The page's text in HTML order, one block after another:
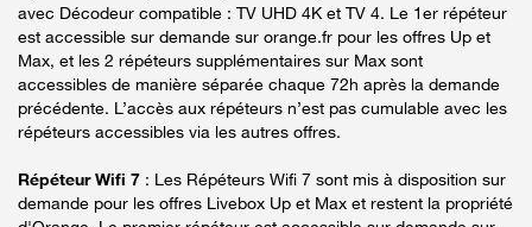
avec Décodeur compatible : TV UHD 4K et TV 4. Le 1er répéteur
est accessible sur demande sur orange.fr pour les offres Up et
Max, et les 2 répéteurs supplémentaires sur Max sont
accessibles de manière séparée chaque 72h après la demande
précédente. L’accès aux répéteurs n’est pas cumulable avec les
répéteurs accessibles via les autres offres.
Répéteur Wifi 7 : Les Répéteurs Wifi 7 sont mis à disposition sur
demande pour les offres Livebox Up et Max et restent la propriété